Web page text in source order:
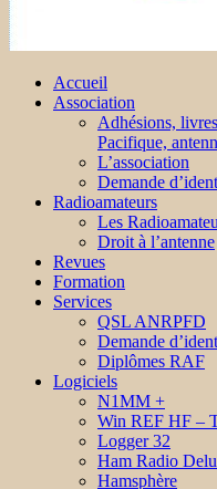
Accueil
Association
Adhésions,
Pacifique,
L’association
Demande
Radioamateurs
Les
Droit à l’antenne
Revues
Formation
Services
QSL ANRPFD
Demande
Diplômes RAF
Logiciels
N1MM +
Win REF HF –
Logger 32
Ham Radio
Hamsphère